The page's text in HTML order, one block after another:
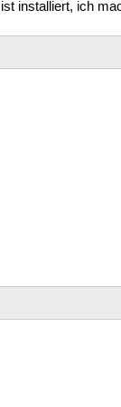
installiert, ich